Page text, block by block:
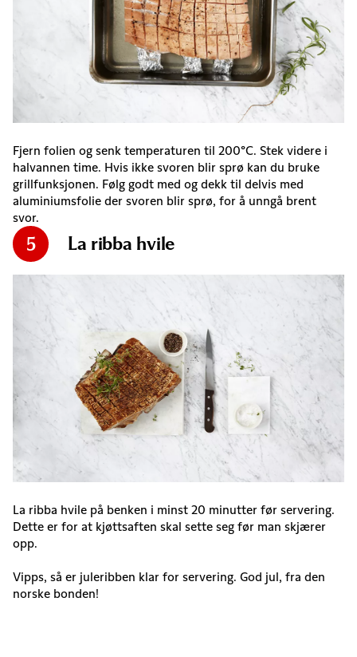
Fjern folien og senk temperaturen til 200°C. Stek videre i
halvannen time. Hvis ikke svoren blir sprø kan du bruke
grillfunksjonen. Følg godt med og dekk til delvis med
aluminiumsfolie der svoren blir sprø, for å unngå brent
svor.
5 La ribba hvile
La ribba hvile på benken i minst 20 minutter før servering.
Dette er for at kjøttsaften skal sette seg før man skjærer
opp.
Vipps, så er juleribben klar for servering. God jul, fra den
norske bonden!